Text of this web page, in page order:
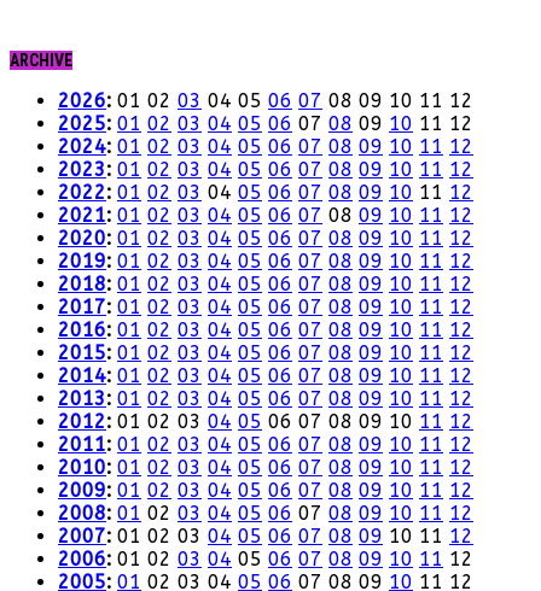
ARCHIVE
2026: 01 02 03 04 05 06 07 08 09 10 11 12
2025: 01 02 03 04 05 06 07 08 09 10 11 12
2024: 01 02 03 04 05 06 07 08 09 10 11 12
2023: 01 02 03 04 05 06 07 08 09 10 11 12
2022: 01 02 03 04 05 06 07 08 09 10 11 12
2021: 01 02 03 04 05 06 07 08 09 10 11 12
2020: 01 02 03 04 05 06 07 08 09 10 11 12
2019: 01 02 03 04 05 06 07 08 09 10 11 12
2018: 01 02 03 04 05 06 07 08 09 10 11 12
2017: 01 02 03 04 05 06 07 08 09 10 11 12
2016: 01 02 03 04 05 06 07 08 09 10 11 12
2015: 01 02 03 04 05 06 07 08 09 10 11 12
2014: 01 02 03 04 05 06 07 08 09 10 11 12
2013: 01 02 03 04 05 06 07 08 09 10 11 12
2012: 01 02 03 04 05 06 07 08 09 10 11 12
2011: 01 02 03 04 05 06 07 08 09 10 11 12
2010: 01 02 03 04 05 06 07 08 09 10 11 12
2009: 01 02 03 04 05 06 07 08 09 10 11 12
2008: 01 02 03 04 05 06 07 08 09 10 11 12
2007: 01 02 03 04 05 06 07 08 09 10 11 12
2006: 01 02 03 04 05 06 07 08 09 10 11 12
2005: 01 02 03 04 05 06 07 08 09 10 11 12